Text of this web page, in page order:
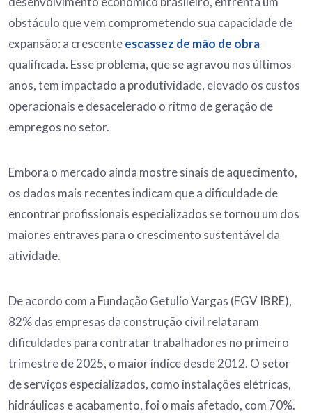
obstáculo que vem comprometendo sua capacidade de
expansão: a crescenteescassez de mão de obra
qualificada. Esse problema, que se agravou nos últimos
anos, tem impactado a produtividade, elevado os custos
operacionais e desacelerado o ritmo de geração de
empregos no setor.
Embora o mercado ainda mostre sinais de aquecimento,
os dados mais recentes indicam que a dificuldade de
encontrar profissionais especializados se tornou um dos
maiores entraves para o crescimento sustentável da
atividade.
De acordo com a Fundação Getulio Vargas (FGV IBRE),
82% das empresas da construção civil relataram
dificuldades para contratar trabalhadores no primeiro
trimestre de 2025, o maior índice desde 2012. O setor
de serviços especializados, como instalações elétricas,
hidráulicas e acabamento, foi o mais afetado, com 70%.